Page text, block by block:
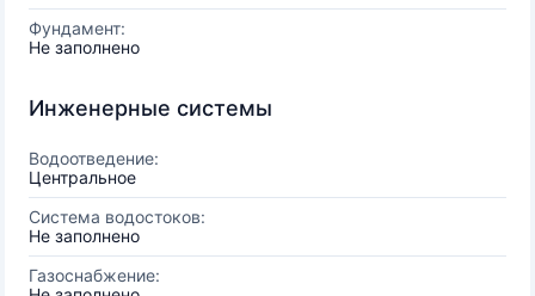
Фундамент:
Не заполнено
Инженерные системы
Водоотведение:
Центральное
Система водостоков:
Не заполнено
Газоснабжение: